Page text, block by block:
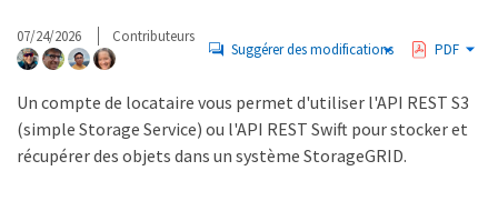
07/24/2026 Contributeurs
Suggérer des modifications PDF
Un compte de locataire vous permet d'utiliser l'API REST S3
(simple Storage Service) ou l'API REST Swift pour stocker et
récupérer des objets dans un système StorageGRID.